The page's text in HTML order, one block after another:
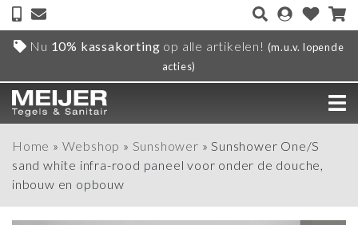
Nu 10% kassakorting op alle artikelen! (m.u.v. lopende
acties)
Home » Webshop » Sunshower »Sunshower One/S
sand white infra-rood paneel voor onder de douche,
inbouw en opbouw